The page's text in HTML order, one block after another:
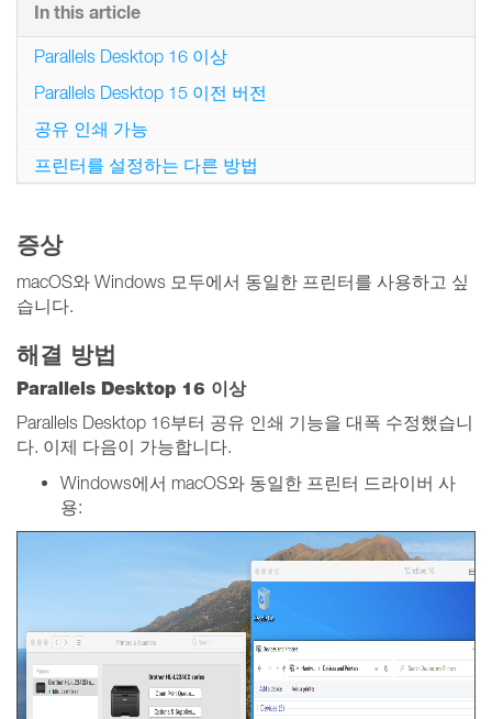
증상
macOS와 Windows 모두에서 동일한 프린터를 사용하고 싶
습니다.
해결 방법
Parallels Desktop 16 이상
Parallels Desktop 16부터 공유 인쇄 기능을 대폭 수정했습니
다. 이제 다음이 가능합니다.
Windows에서 macOS와 동일한 프린터 드라이버 사
용:
In this article
Parallels Desktop 16 이상
Parallels Desktop 15 이전 버전
공유 인쇄 가능
프린터를 설정하는 다른 방법